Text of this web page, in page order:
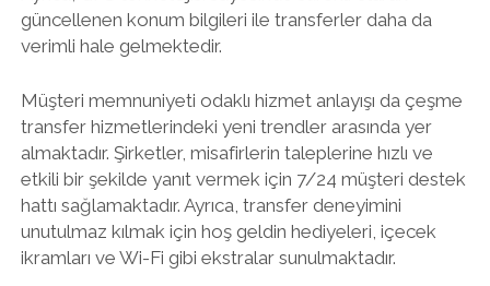
güncellenen konum bilgileri ile transferler daha da
verimli hale gelmektedir.
Müşteri memnuniyeti odaklı hizmet anlayışı da çeşme
transfer hizmetlerindeki yeni trendler arasında yer
almaktadır. Şirketler, misafirlerin taleplerine hızlı ve
etkili bir şekilde yanıt vermek için 7/24 müşteri destek
hattı sağlamaktadır. Ayrıca, transfer deneyimini
unutulmaz kılmak için hoş geldin hediyeleri, içecek
ikramları ve Wi-Fi gibi ekstralar sunulmaktadır.